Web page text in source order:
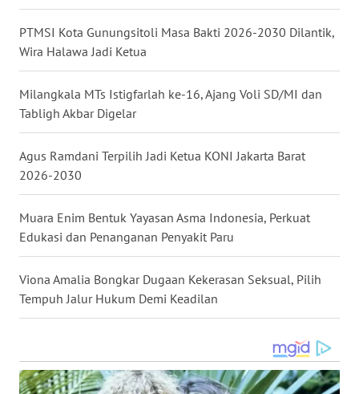
PTMSI Kota Gunungsitoli Masa Bakti 2026-2030 Dilantik,
Wira Halawa Jadi Ketua
Milangkala MTs Istigfarlah ke-16, Ajang Voli SD/MI dan
Tabligh Akbar Digelar
Agus Ramdani Terpilih Jadi Ketua KONI Jakarta Barat
2026-2030
Muara Enim Bentuk Yayasan Asma Indonesia, Perkuat
Edukasi dan Penanganan Penyakit Paru
Viona Amalia Bongkar Dugaan Kekerasan Seksual, Pilih
Tempuh Jalur Hukum Demi Keadilan
WN
NIAS
WN
LANGKAT
WN
TAPANULI
WN
TANJUNG
WN
KARO
WN
SIMALUNGUN